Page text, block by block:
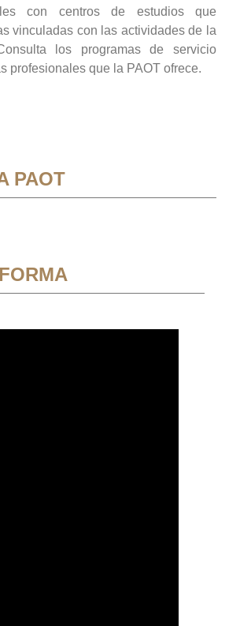
con centros de estudios que
vinculadas con las actividades de la
los programas de servicio
profesionales que la PAOT ofrece.
PAOT